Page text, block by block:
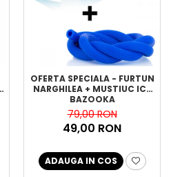
OFERTA SPECIALA - FURTUN
NARGHILEA + MUSTIUC ICE
BAZOOKA
79,00 RON
49,00 RON
ADAUGA IN COS